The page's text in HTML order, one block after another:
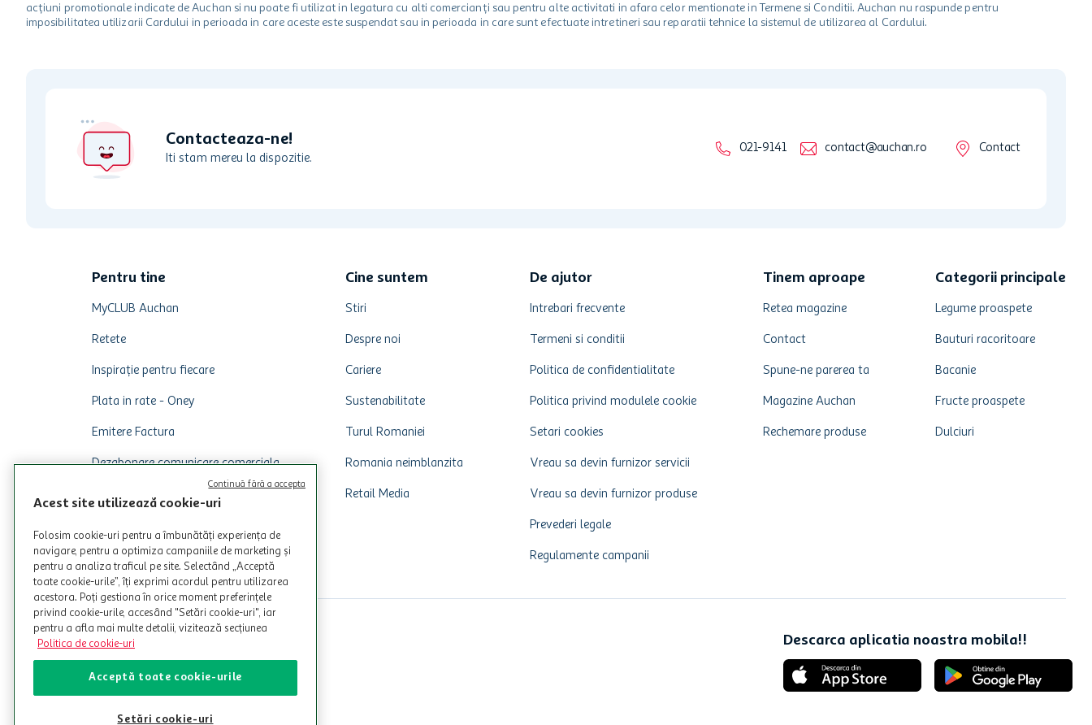
acțiuni promotionale indicate de Auchan si nu poate fi utilizat in legatura cu alti comercianți sau pentru alte activitati in afara celor mentionate in Termene si Conditii. Auchan nu raspunde pentru
imposibilitatea utilizarii Cardului in perioada in care aceste este suspendat sau in perioada in care sunt efectuate intretineri sau reparatii tehnice la sistemul de utilizarea al Cardului.
Contacteaza-ne!
Iti stam mereu la dispozitie.
021-9141 contact@auchan.ro Contact
Pentru tine
MyCLUB Auchan
Retete
Inspirație pentru fiecare
Plata in rate - Oney
Emitere Factura
Dezabonare comunicare comerciala
Cine suntem
Stiri
Despre noi
Cariere
Sustenabilitate
Turul Romaniei
Romania neimblanzita
Retail Media
De ajutor
Intrebari frecvente
Termeni si conditii
Politica de confidentialitate
Politica privind modulele cookie
Setari cookies
Vreau sa devin furnizor servicii
Vreau sa devin furnizor produse
Prevederi legale
Regulamente campanii
Tinem aproape
Retea magazine
Contact
Spune-ne parerea ta
Magazine Auchan
Rechemare produse
Categorii principale
Legume proaspete
Bauturi racoritoare
Bacanie
Fructe proaspete
Dulciuri
Descarca aplicatia noastra mobila!!
Acest site utilizează cookie-uri
Folosim cookie-uri pentru a îmbunătăți experiența de
navigare, pentru a optimiza campaniile de marketing și
pentru a analiza traficul pe site. Selectând „Acceptă
toate cookie-urile”, îți exprimi acordul pentru utilizarea
acestora. Poți gestiona în orice moment preferințele
privind cookie-urile, accesând "Setări cookie-uri", iar
pentru a afla mai multe detalii, vizitează secțiunea
Politica de cookie-uri
Acceptă toate cookie-urile
Setări cookie-uri
Continuă fără a accepta